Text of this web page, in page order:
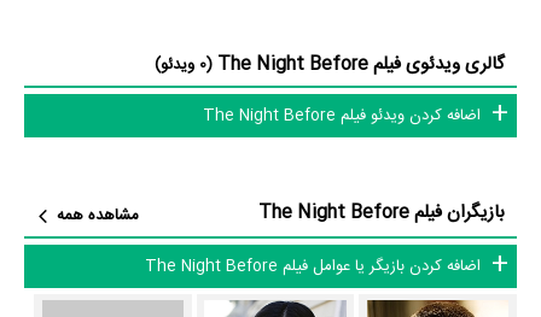
Penny،Drew Farmer در نقش Trenton و Tiffany McDonaldدر نقش
Night Before باتوجه به بازی گرفتن از این تعداد بازیگر و مدیریت آنها کار
بسیار دشواری بوده است؛ باید بررسی کرد آیاBrett Bentman
کارگردان و به‌عنوان بازیگردان و همچنین تیم بازیگری The Night Before
گالری ویدئوی فیلم The Night Before
(0 ویدئو)
اضافه کردن ویدئو فیلم The Night Before
بازیگران فیلم The Night Before
مشاهده همه
اضافه کردن بازیگر یا عوامل فیلم The Night Before